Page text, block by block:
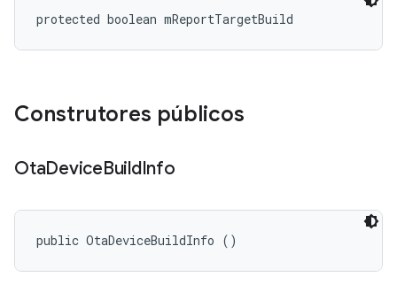
protected boolean mReportTargetBuild
Construtores públicos
OtaDeviceBuildInfo
public OtaDeviceBuildInfo ()